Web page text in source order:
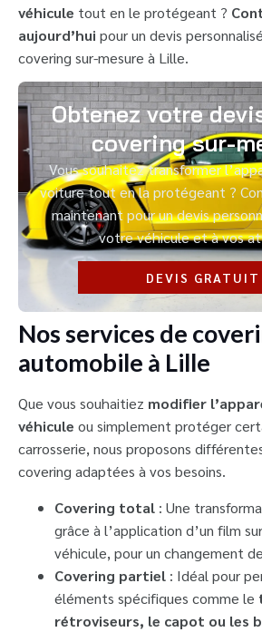
véhicule tout en le protégeant ?
aujourd’hui pour un devis
covering sur-mesure à Lille.
Obtenez votre
covering sur-
Vous souhaitez transformer
voiture tout en la protégeant ?
maintenant pour un devis
votre véhicule et à vos
DEVIS GRATUIT
Nos services de
automobile à Lille
Que vous souhaitiez modifier
véhicule ou simplement protéger
carrosserie, nous proposons
covering adaptées à vos besoins.
Covering total : Une
grâce à l’application d’un film
véhicule, pour un changement
Covering partiel : Idéal pour
éléments spécifiques comme le
rétroviseurs, le capot ou les